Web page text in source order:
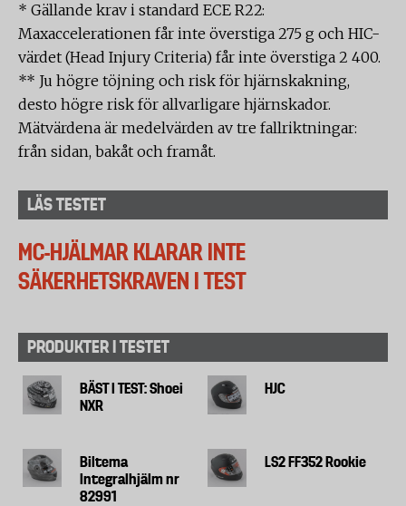
* Gällande krav i standard ECE R22:
Maxaccelerationen får inte överstiga 275 g och HIC-
värdet (Head Injury Criteria) får inte överstiga 2 400.
** Ju högre töjning och risk för hjärnskakning,
desto högre risk för allvarligare hjärnskador.
Mätvärdena är medelvärden av tre fallriktningar:
från sidan, bakåt och framåt.
LÄS TESTET
MC-HJÄLMAR KLARAR INTE
SÄKERHETSKRAVEN I TEST
PRODUKTER I TESTET
BÄST I TEST: Shoei
NXR
HJC
Biltema
Integralhjälm nr
82991
LS2 FF352 Rookie